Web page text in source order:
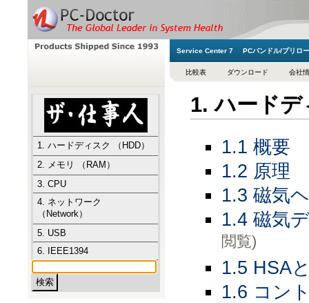
1. ハードディスク （HDD）
2. メモリ （RAM）
3. CPU
4. ネットワーク
（Network）
5. USB
6. IEEE1394
Service Center 7 PCバンドル/プリロ
比較表 ダウンロード 会社
1. ハード
1.1 概要
1.2 原理
1.3 磁気
1.4 磁気
閲覧)
1.5 HSA
1.6 コン